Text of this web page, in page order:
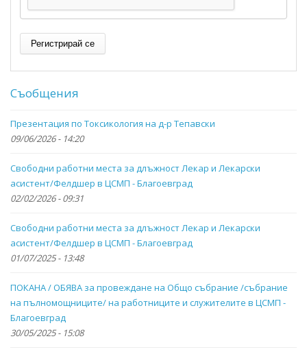
Съобщения
Презентация по Токсикология на д-р Тепавски
09/06/2026 - 14:20
Свободни работни места за длъжност Лекар и Лекарски
асистент/Фелдшер в ЦСМП - Благоевград
02/02/2026 - 09:31
Свободни работни места за длъжност Лекар и Лекарски
асистент/Фелдшер в ЦСМП - Благоевград
01/07/2025 - 13:48
ПОКАНА / ОБЯВА за провеждане на Общо събрание /събрание
на пълномощниците/ на работниците и служителите в ЦСМП -
Благоевград
30/05/2025 - 15:08